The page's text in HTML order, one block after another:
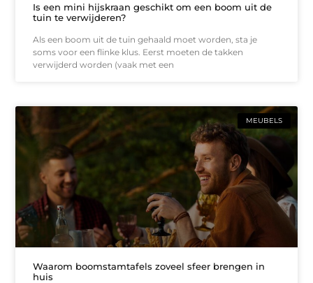
Is een mini hijskraan geschikt om een boom uit de
tuin te verwijderen?
Als een boom uit de tuin gehaald moet worden, sta je
soms voor een flinke klus. Eerst moeten de takken
verwijderd worden (vaak met een
MEUBELS
Waarom boomstamtafels zoveel sfeer brengen in
huis